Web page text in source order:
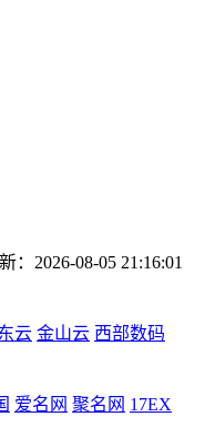
：2026-08-05 21:16:01
云 金山云 西部数码
爱名网 聚名网 17EX